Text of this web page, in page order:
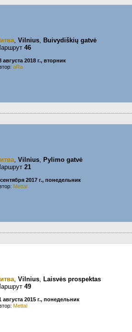
, Vilnius, Buivydiškių gatvė
46
августа 2018 г., вторник
aRa
, Vilnius, Pylimo gatvė
21
2017 г., понедельник
Mettal
, Vilnius, Laisvės prospektas
49
августа 2015 г., понедельник
Mettal